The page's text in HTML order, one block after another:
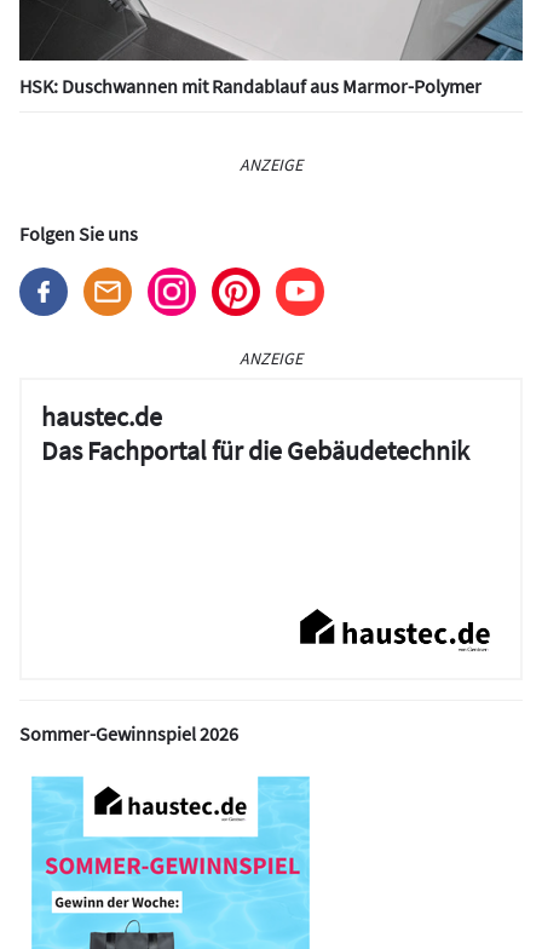
HSK: Duschwannen mit Randablauf aus Marmor-Polymer
ANZEIGE
Folgen Sie uns
ANZEIGE
haustec.de
Das Fachportal für die Gebäudetechnik
Sommer-Gewinnspiel 2026